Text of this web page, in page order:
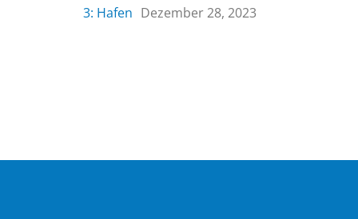
3: Hafen Dezember 28, 2023